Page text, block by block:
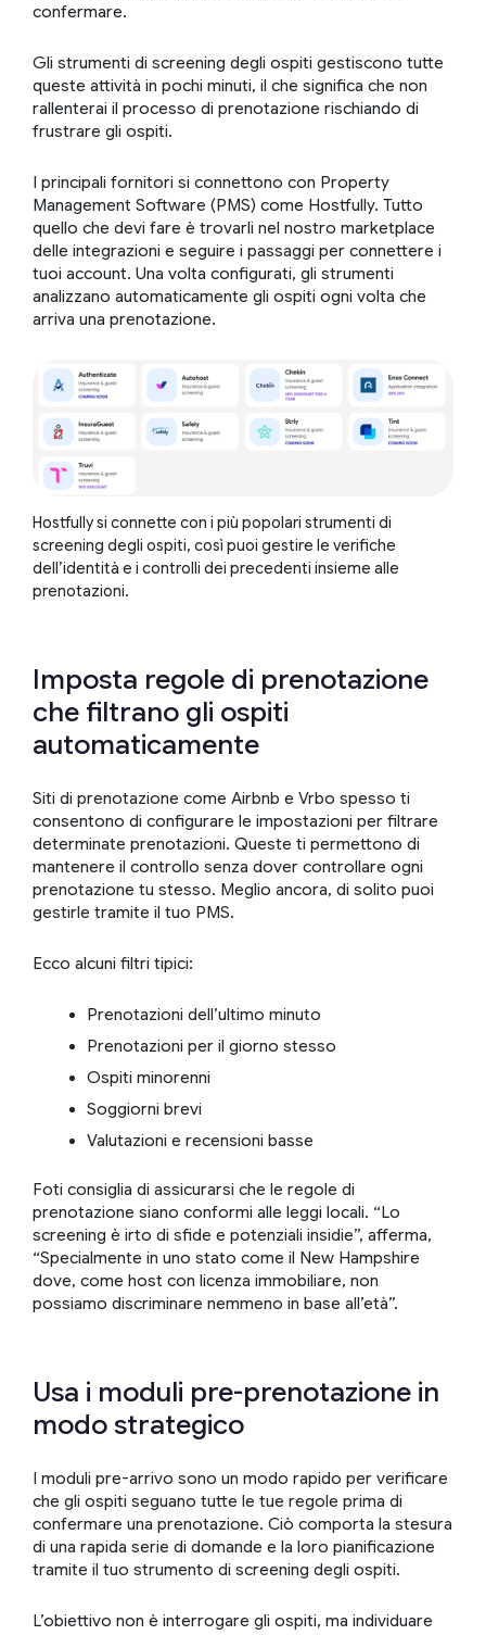
confermare.
Gli strumenti di screening degli ospiti gestiscono tutte
queste attività in pochi minuti, il che significa che non
rallenterai il processo di prenotazione rischiando di
frustrare gli ospiti.
I principali fornitori si connettono con Property
Management Software (PMS) come Hostfully. Tutto
quello che devi fare è trovarli nel nostro marketplace
delle integrazioni e seguire i passaggi per connettere i
tuoi account. Una volta configurati, gli strumenti
analizzano automaticamente gli ospiti ogni volta che
arriva una prenotazione.
Hostfully si connette con i più popolari strumenti di
screening degli ospiti, così puoi gestire le verifiche
dell’identità e i controlli dei precedenti insieme alle
prenotazioni.
Imposta regole di prenotazione
che filtrano gli ospiti
automaticamente
Siti di prenotazione come Airbnb e Vrbo spesso ti
consentono di configurare le impostazioni per filtrare
determinate prenotazioni. Queste ti permettono di
mantenere il controllo senza dover controllare ogni
prenotazione tu stesso. Meglio ancora, di solito puoi
gestirle tramite il tuo PMS.
Ecco alcuni filtri tipici:
Prenotazioni dell’ultimo minuto
Prenotazioni per il giorno stesso
Ospiti minorenni
Soggiorni brevi
Valutazioni e recensioni basse
Foti consiglia di assicurarsi che le regole di
prenotazione siano conformi alle leggi locali. “Lo
screening è irto di sfide e potenziali insidie”, afferma,
“Specialmente in uno stato come il New Hampshire
dove, come host con licenza immobiliare, non
possiamo discriminare nemmeno in base all’età”.
Usa i moduli pre-prenotazione in
modo strategico
I moduli pre-arrivo sono un modo rapido per verificare
che gli ospiti seguano tutte le tue regole prima di
confermare una prenotazione. Ciò comporta la stesura
di una rapida serie di domande e la loro pianificazione
tramite il tuo strumento di screening degli ospiti.
L’obiettivo non è interrogare gli ospiti, ma individuare